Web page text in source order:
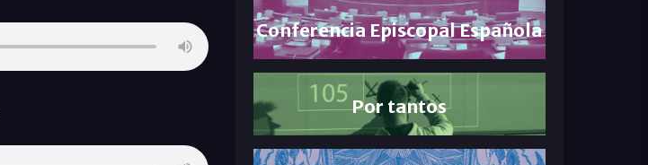
Conferencia Episcopal Española
Por tantos